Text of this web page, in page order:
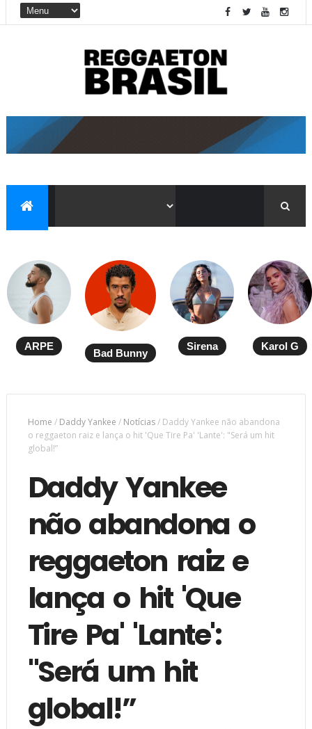
ARPE
Bad Bunny
Sirena Karol G
Home / Daddy Yankee / Notícias/ Daddy Yankee não abandona
o reggaeton raiz e lança o hit 'Que Tire Pa' 'Lante': "Será um hit
global!”
Daddy Yankee
não abandona o
reggaeton raiz e
lança o hit 'Que
Tire Pa' 'Lante':
"Será um hit
global!”